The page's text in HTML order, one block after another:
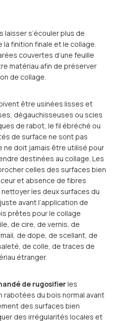
laisser s’écouler plus de
finition finale et le collage.
couvertes d’une feuille
matériau afin de préserver
de collage.
être usinées lisses et
dégauchisseuses ou scies
de rabot, le fil ébréché ou
de surface ne sont pas
ne doit jamais être utilisé pour
destinées au collage. Les
celles des surfaces bien
et absence de fibres
les deux surfaces du
avant l’application de
prêtes pour le collage
de cire, de vernis, de
de dope, de scellant, de
de colle, de traces de
étranger.
de rugosifierles
rabotées du bois normal avant
des surfaces bien
des irrégularités locales et